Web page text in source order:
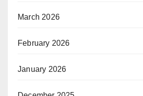
March 2026
February 2026
January 2026